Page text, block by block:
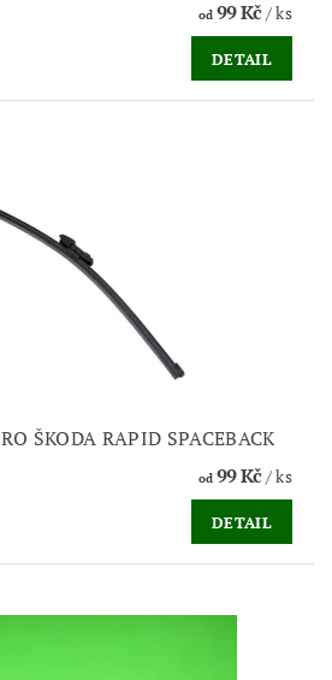
od99 Kč/ ks
DETAIL
ŠKODA RAPID SPACEBACK
od99 Kč/ ks
DETAIL